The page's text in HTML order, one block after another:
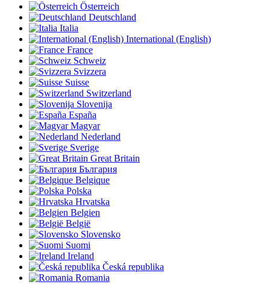
Österreich
Deutschland
Italia
International (English)
France
Schweiz
Svizzera
Suisse
Switzerland
Slovenija
España
Magyar
Nederland
Sverige
Great Britain
България
Belgique
Polska
Hrvatska
Belgien
België
Slovensko
Suomi
Ireland
Česká republika
Romania